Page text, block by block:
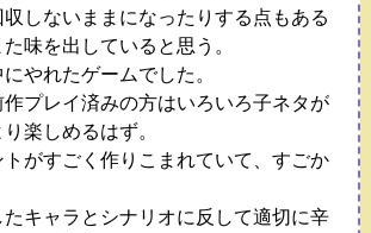
しないままになったりする点もある
味を出していると思う。
やれたゲームでした。
プレイ済みの方はいろいろ子ネタが
楽しめるはず。
がすごく作りこまれていて、すごか
たキャラとシナリオに反して適切に辛